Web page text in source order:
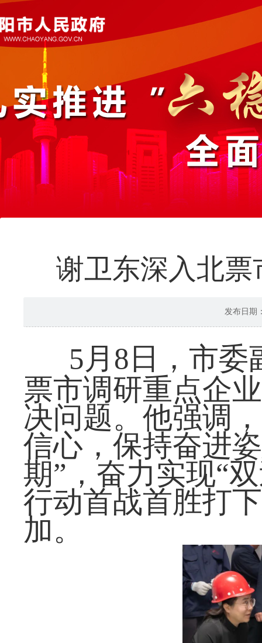
谢卫东深入北
发布日期
5月8日，市
票市调研重点企
决问题。他强调
信心，保持奋进
期”，奋力实现“
行动首战首胜打
加。